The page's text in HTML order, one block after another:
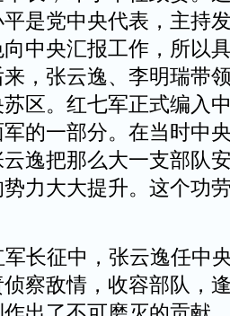
是党中央代表，主持
中央汇报工作，所以
，张云逸、李明瑞带
区。红七军正式编入
的一部分。在当时中
逸把那么大一支部队
力大大提升。这个功
长征中，张云逸任中
察敌情，收容部队，